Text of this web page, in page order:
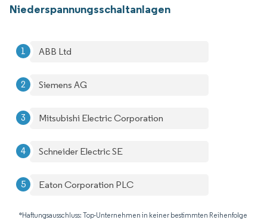
Niederspannungsschaltanlagen
ABB Ltd
Siemens AG
Mitsubishi Electric Corporation
Schneider Electric SE
Eaton Corporation PLC
*Haftungsausschluss: Top-Unternehmen in keiner bestimmten Reihenfolge